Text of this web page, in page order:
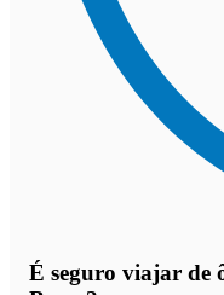
É seguro viajar de